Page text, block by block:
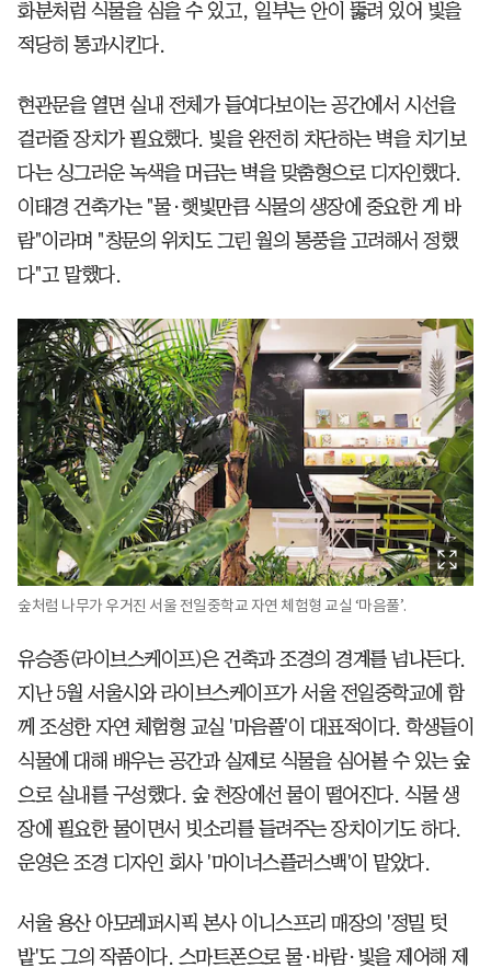
화분처럼 식물을 심을 수 있고, 일부는 안이 뚫려 있어 빛을
적당히 통과시킨다.
현관문을 열면 실내 전체가 들여다보이는 공간에서 시선을
걸러줄 장치가 필요했다. 빛을 완전히 차단하는 벽을 치기보
다는 싱그러운 녹색을 머금는 벽을 맞춤형으로 디자인했다.
이태경 건축가는 "물·햇빛만큼 식물의 생장에 중요한 게 바
람"이라며 "창문의 위치도 그린 월의 통풍을 고려해서 정했
다"고 말했다.
숲처럼 나무가 우거진 서울 전일중학교 자연 체험형 교실 ‘마음풀’.
유승종(라이브스케이프)은 건축과 조경의 경계를 넘나든다.
지난 5월 서울시와 라이브스케이프가 서울 전일중학교에 함
께 조성한 자연 체험형 교실 '마음풀'이 대표적이다. 학생들이
식물에 대해 배우는 공간과 실제로 식물을 심어볼 수 있는 숲
으로 실내를 구성했다. 숲 천장에선 물이 떨어진다. 식물 생
장에 필요한 물이면서 빗소리를 들려주는 장치이기도 하다.
운영은 조경 디자인 회사 '마이너스플러스백'이 맡았다.
서울 용산 아모레퍼시픽 본사 이니스프리 매장의 '정밀 텃
밭'도 그의 작품이다. 스마트폰으로 물·바람·빛을 제어해 제